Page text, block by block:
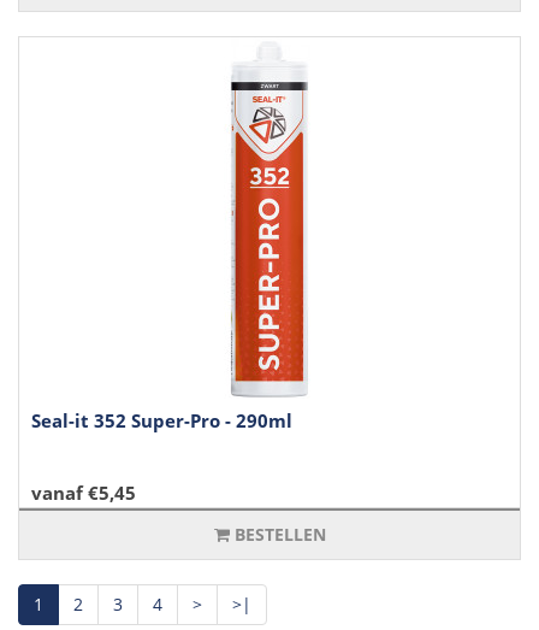
Seal-it 352 Super-Pro - 290ml
vanaf €5,45
BESTELLEN
1 2 3 4 >
>|